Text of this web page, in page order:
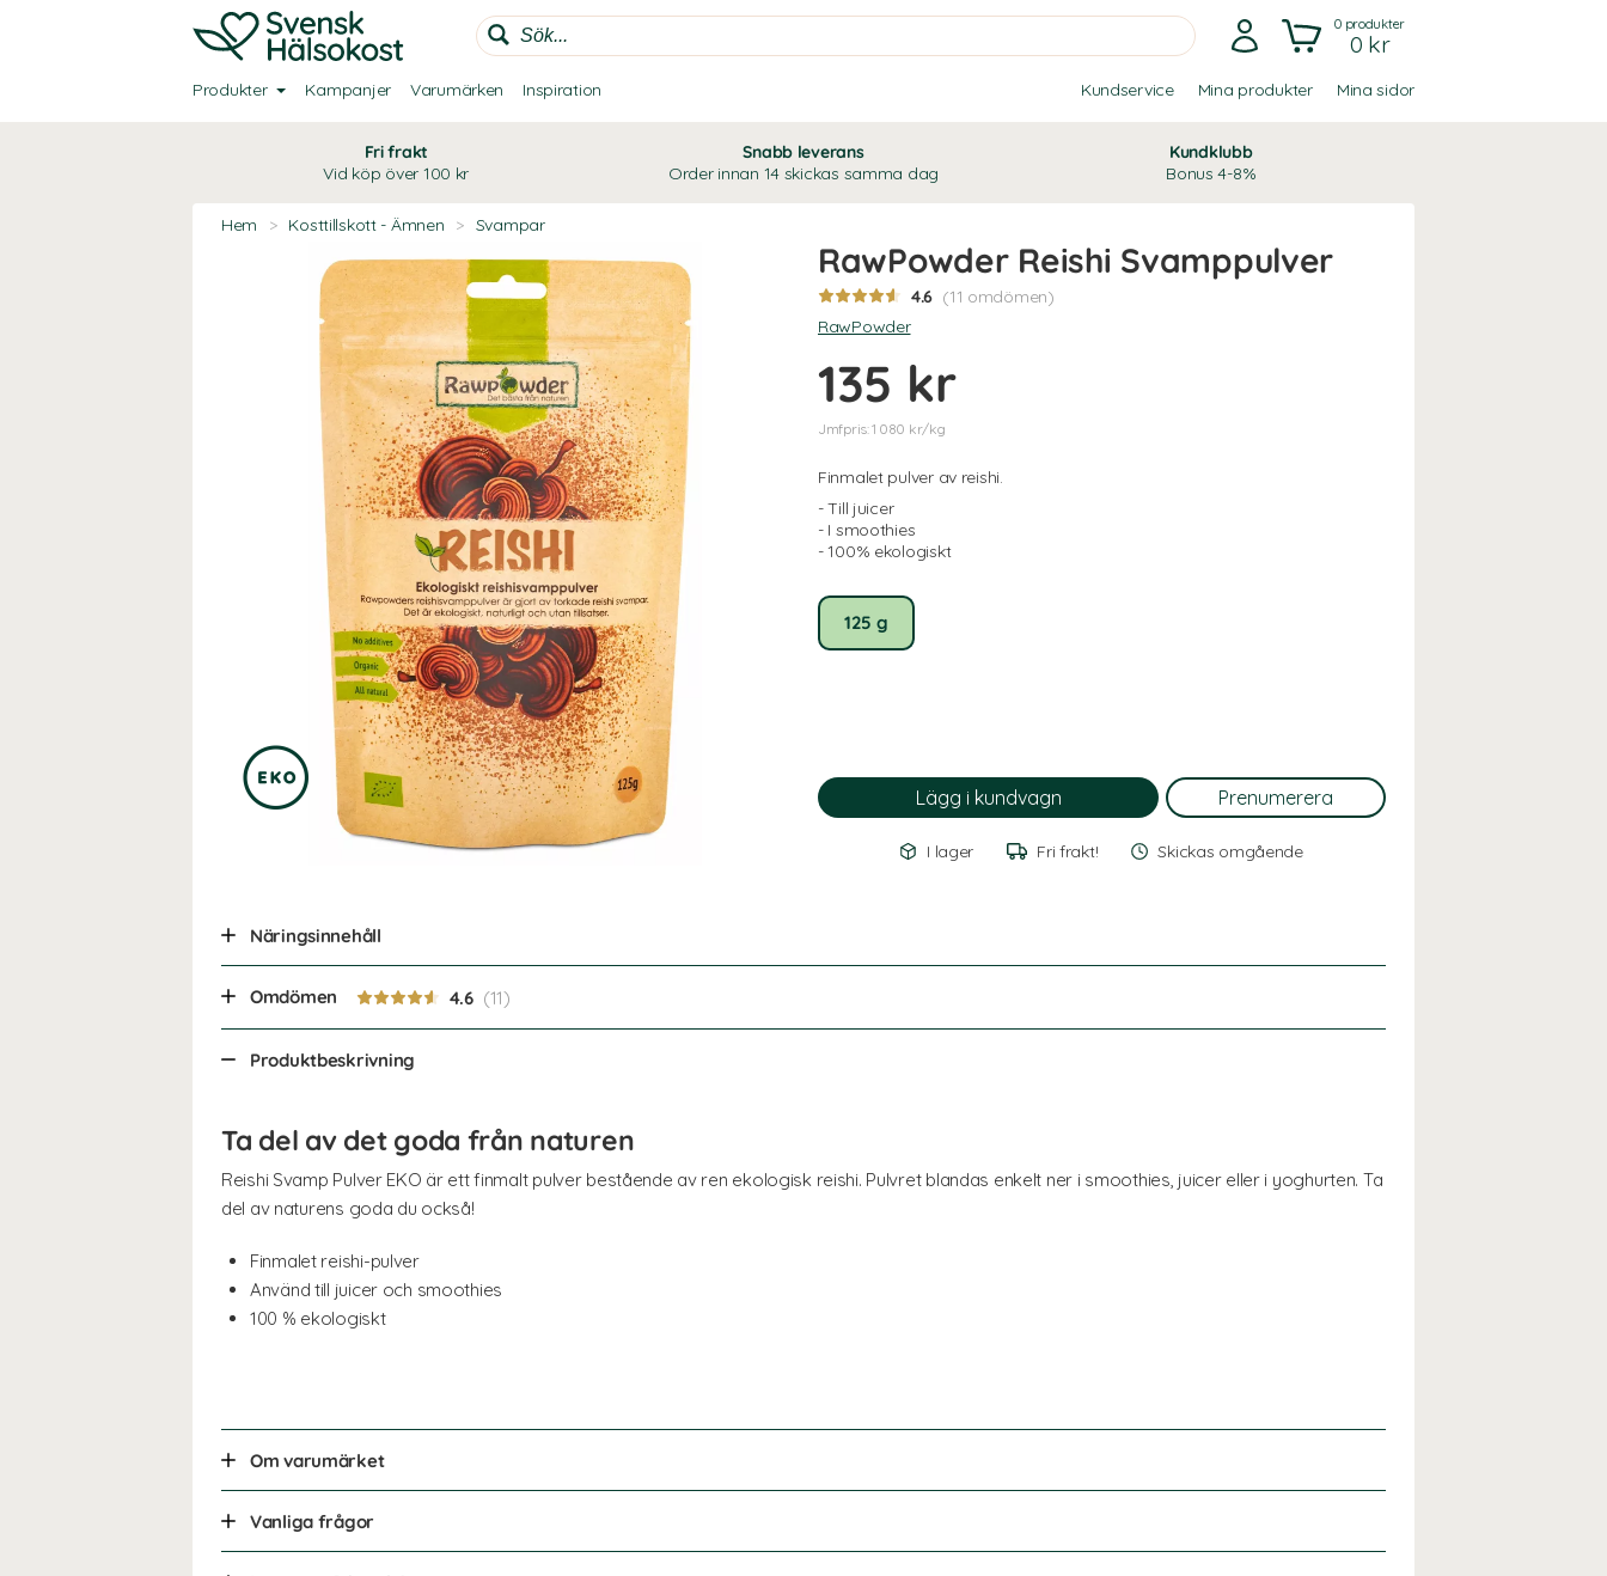
0produkter
0 kr
Produkter Kampanjer Varumärken Inspiration Kundservice Mina produkter Mina sidor
Fri frakt
Vid köp över 100 kr
Snabb leverans
Order innan 14 skickas samma dag
Kundklubb
Bonus 4-8%
Hem > Kosttillskott - Ämnen > Svampar
RawPowder Reishi Svamppulver
4.6 (11 omdömen)
RawPowder
135 kr
Jmfpris: 1 080 kr/kg
Finmalet pulver av reishi.
- Till juicer
- I smoothies
- 100% ekologiskt
125 g
I lager Fri frakt! Skickas omgående
Näringsinnehåll
Omdömen 4.6
Produktbeskrivning
Ta del av det goda från naturen
Reishi Svamp Pulver EKO är ett finmalt pulver bestående av ren ekologisk reishi. Pulvret blandas enkelt ner i smoothies, juicer eller i yoghurten. Ta
del av naturens goda du också!
Finmalet reishi-pulver
Använd till juicer och smoothies
100 % ekologiskt
Om varumärket
Vanliga frågor